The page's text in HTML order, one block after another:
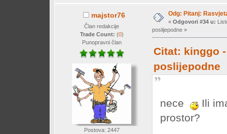
majstor76
Član redakcije
Trade Count: (0)
Punopravni član
Postova: 2447
Odg: Pitanj:
« Odgovori #34 u:
poslijepodne »
Citat: kinggo
poslijepodne
nece
Ili
prostor?